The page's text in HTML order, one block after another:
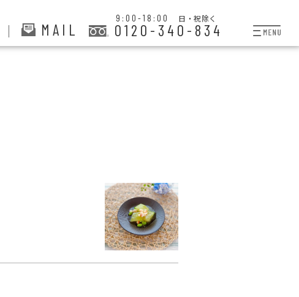
MAIL
9:00-18:00 日・祝除く
0120-340-834